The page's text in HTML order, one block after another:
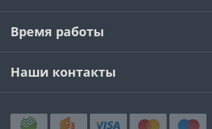
Время работы
Наши контакты